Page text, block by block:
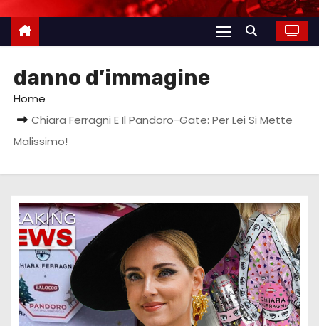
danno d’immagine
Home
Chiara Ferragni E Il Pandoro-Gate: Per Lei Si Mette
Malissimo!